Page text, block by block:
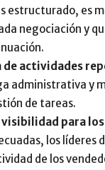
estructurado, es
negociación y
actividades
administrativa y
de tareas.
para
los líderes
de los